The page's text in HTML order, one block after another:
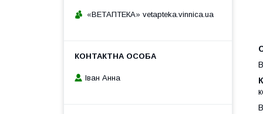
«ВЕТАПТЕКА» vetapteka.vinnica.ua
Іван Анна